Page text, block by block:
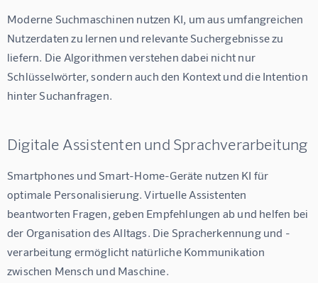
Moderne Suchmaschinen nutzen KI, um aus umfangreichen
Nutzerdaten zu lernen und relevante Suchergebnisse zu
liefern. Die Algorithmen verstehen dabei nicht nur
Schlüsselwörter, sondern auch den Kontext und die Intention
hinter Suchanfragen.
Digitale Assistenten und Sprachverarbeitung
Smartphones und Smart-Home-Geräte nutzen KI für
optimale Personalisierung. Virtuelle Assistenten
beantworten Fragen, geben Empfehlungen ab und helfen bei
der Organisation des Alltags. Die Spracherkennung und -
verarbeitung ermöglicht natürliche Kommunikation
zwischen Mensch und Maschine.